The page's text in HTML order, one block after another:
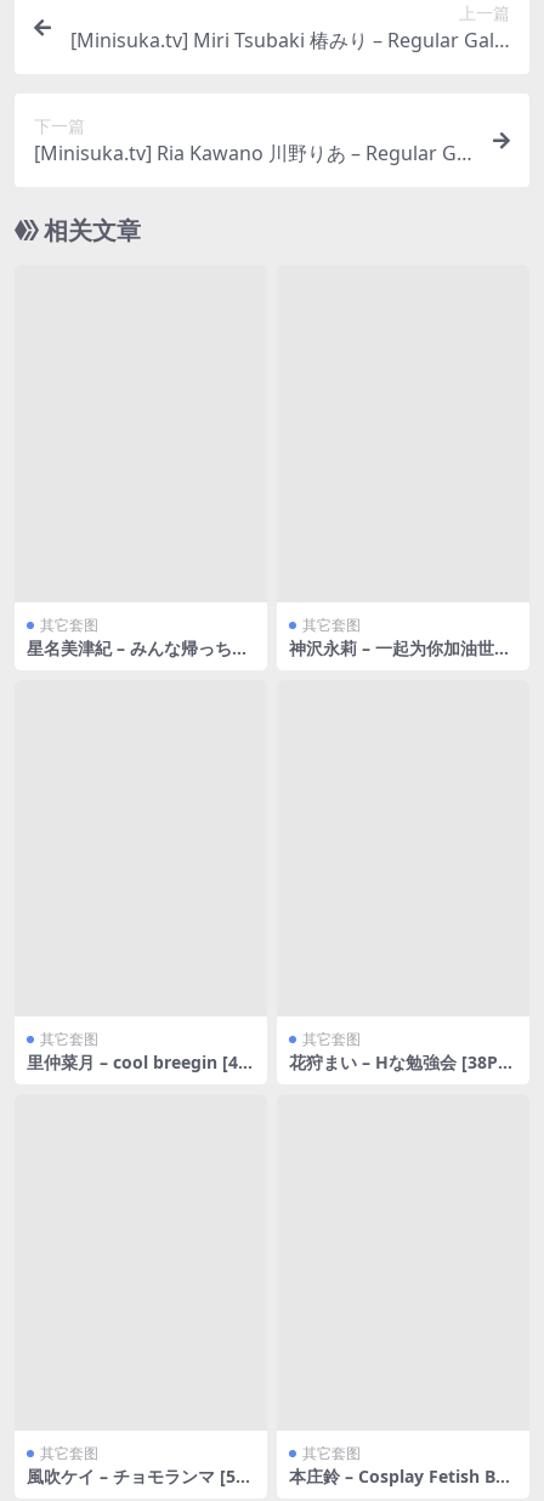
上一篇
[Minisuka.tv] Miri Tsubaki 椿みり – Regular Galle
下一篇
[Minisuka.tv] Ria Kawano 川野りあ – Regular Gal
相关文章
其它套图
星名美津紀 – みんな帰っちゃ
其它套图
神沢永莉 – 一起为你加油世界
其它套图
里仲菜月 – cool breegin [46
其它套图
花狩まい – Hな勉強会 [38P18
其它套图
風吹ケイ – チョモランマ [53
其它套图
本庄鈴 – Cosplay Fetish Boo